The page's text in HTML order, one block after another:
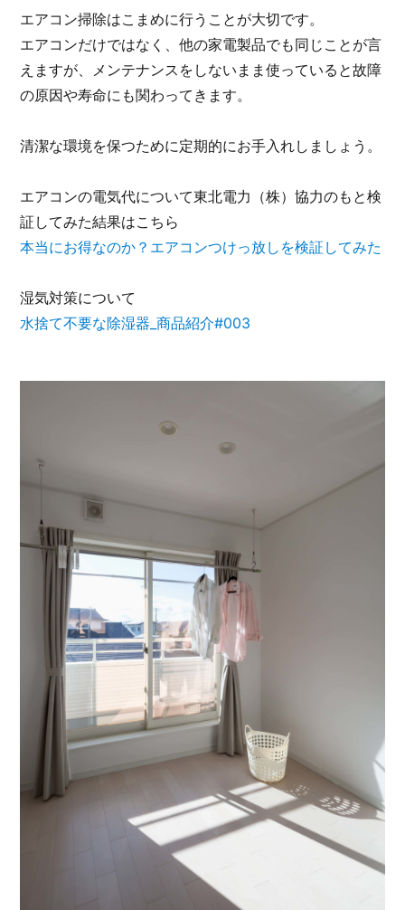
エアコン掃除はこまめに行うことが大切です。
エアコンだけではなく、他の家電製品でも同じことが言
えますが、メンテナンスをしないまま使っていると故障
の原因や寿命にも関わってきます。
清潔な環境を保つために定期的にお手入れしましょう。
エアコンの電気代について東北電力（株）協力のもと検
証してみた結果はこちら
本当にお得なのか？エアコンつけっ放しを検証してみた
湿気対策について
水捨て不要な除湿器_商品紹介#003